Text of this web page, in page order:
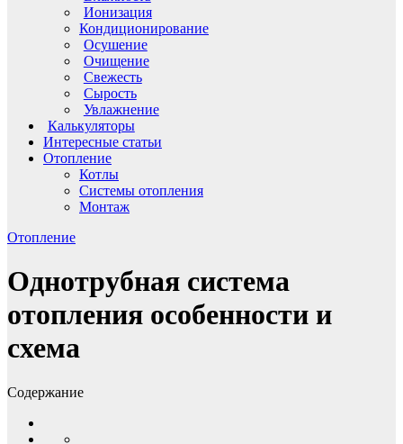
Ионизация
Кондиционирование
Осушение
Очищение
Свежесть
Сырость
Увлажнение
Калькуляторы
Интересные статьи
Отопление
Котлы
Системы отопления
Монтаж
Отопление
Однотрубная система
отопления особенности и
схема
Содержание